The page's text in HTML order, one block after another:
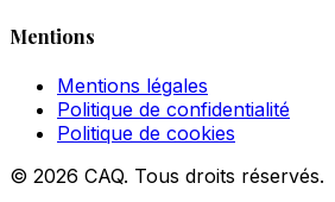
Mentions
Mentions légales
Politique de confidentialité
Politique de cookies
© 2026 CAQ. Tous droits réservés.